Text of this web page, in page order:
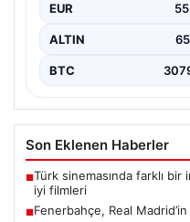
EUR
ALTIN
BTC
Son Eklenen Haberler
■Türk sinemasında farklı bir
iyi filmleri
■Fenerbahçe, Real